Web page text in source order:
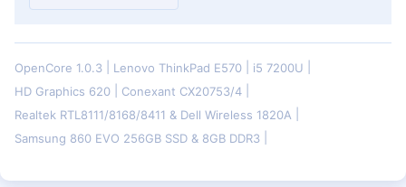
OpenCore 1.0.3 Lenovo ThinkPad E570
i5 7200U
HD Graphics 620
Conexant CX20753/4
Realtek RTL8111/8168/8411 & Dell Wireless 1820A
Samsung 860 EVO 256GB SSD & 8GB DDR3